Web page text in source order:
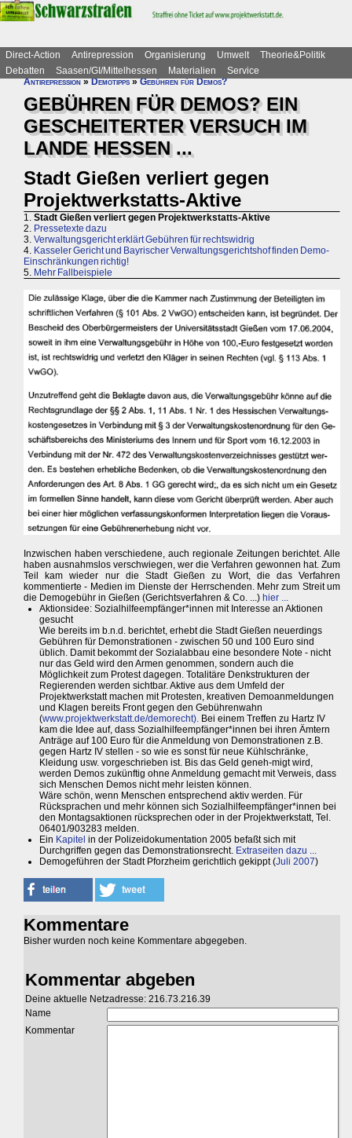
Direct-Action Antirepression Organisierung Umwelt
Theorie&Politik
Debatten
Saasen/GI/Mittelhessen Materialien
Service
Antirepression»Demotipps»Gebühren für Demos?
GEBÜHREN FÜR DEMOS? EIN
GESCHEITERTER VERSUCH IM
LANDE HESSEN ...
Stadt Gießen verliert gegen
Projektwerkstatts-Aktive
1. Stadt Gießen verliert gegen Projektwerkstatts-Aktive
2. Pressetexte dazu
3. Verwaltungsgericht erklärt Gebühren für rechtswidrig
4. Kasseler Gericht und Bayrischer Verwaltungsgerichtshof finden Demo-
Einschränkungen richtig!
5. Mehr Fallbeispiele
Inzwischen haben verschiedene, auch regionale Zeitungen berichtet. Alle
haben ausnahmslos verschwiegen, wer die Verfahren gewonnen hat. Zum
Teil kam wieder nur die Stadt Gießen zu Wort, die das Verfahren
kommentierte - Medien im Dienste der Herrschenden. Mehr zum Streit um
die Demogebühr in Gießen (Gerichtsverfahren & Co. ...) hier ...
Aktionsidee: Sozialhilfeempfänger*innen mit Interesse an Aktionen
gesucht
Wie bereits im b.n.d. berichtet, erhebt die Stadt Gießen neuerdings
Gebühren für Demonstrationen - zwischen 50 und 100 Euro sind
üblich. Damit bekommt der Sozialabbau eine besondere Note - nicht
nur das Geld wird den Armen genommen, sondern auch die
Möglichkeit zum Protest dagegen. Totalitäre Denkstrukturen der
Regierenden werden sichtbar. Aktive aus dem Umfeld der
Projektwerkstatt machen mit Protesten, kreativen Demoanmeldungen
und Klagen bereits Front gegen den Gebührenwahn
(www.projektwerkstatt.de/demorecht). Bei einem Treffen zu Hartz IV
kam die Idee auf, dass Sozialhilfeempfänger*innen bei ihren Ämtern
Anträge auf 100 Euro für die Anmeldung von Demonstrationen z.B.
gegen Hartz IV stellen - so wie es sonst für neue Kühlschränke,
Kleidung usw. vorgeschrieben ist. Bis das Geld geneh-migt wird,
werden Demos zukünftig ohne Anmeldung gemacht mit Verweis, dass
sich Menschen Demos nicht mehr leisten können.
Wäre schön, wenn Menschen entsprechend aktiv werden. Für
Rücksprachen und mehr können sich Sozialhilfeempfänger*innen bei
den Montagsaktionen rücksprechen oder in der Projektwerkstatt, Tel.
06401/903283 melden.
Ein Kapitel in der Polizeidokumentation 2005 befaßt sich mit
Durchgriffen gegen das Demonstrationsrecht. Extraseiten dazu ...
Demogeführen der Stadt Pforzheim gerichtlich gekippt (Juli 2007)
Kommentare
Bisher wurden noch keine Kommentare abgegeben.
Kommentar abgeben
Deine aktuelle Netzadresse: 216.73.216.39
Name
Kommentar